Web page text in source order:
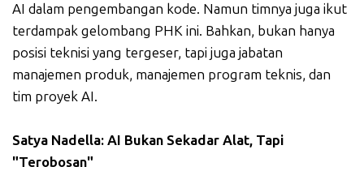
AI dalam pengembangan kode. Namun timnya juga ikut
terdampak gelombang PHK ini. Bahkan, bukan hanya
posisi teknisi yang tergeser, tapi juga jabatan
manajemen produk, manajemen program teknis, dan
tim proyek AI.
Satya Nadella: AI Bukan Sekadar Alat, Tapi
"Terobosan"